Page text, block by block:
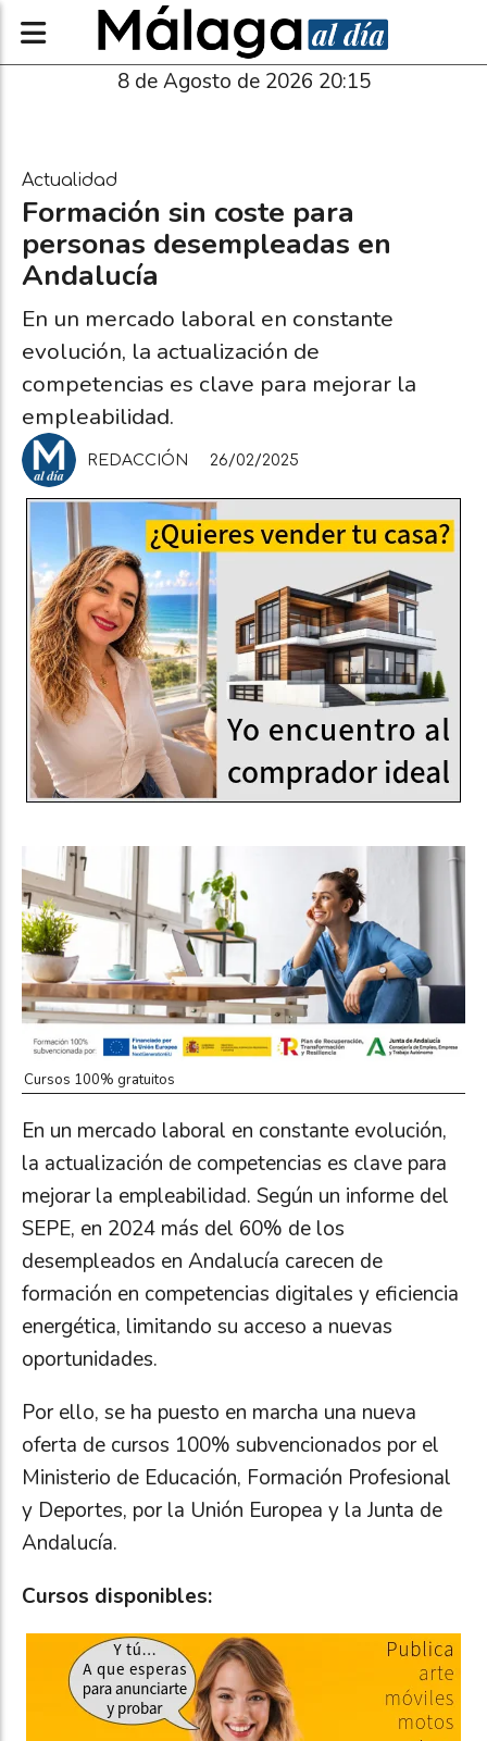
8 de Agosto de 2026 20:15
Formación sin coste para
personas desempleadas en
Andalucía
En un mercado laboral en constante
evolución, la actualización de
competencias es clave para mejorar la
empleabilidad.
Actualidad
26/02/2025
REDACCIÓN
Cursos 100% gratuitos
En un mercado laboral en constante evolución,
la actualización de competencias es clave para
mejorar la empleabilidad. Según un informe del
SEPE, en 2024 más del 60% de los
desempleados en Andalucía carecen de
formación en competencias digitales y eficiencia
energética, limitando su acceso a nuevas
oportunidades.
Por ello, se ha puesto en marcha una nueva
oferta de cursos 100% subvencionados por el
Ministerio de Educación, Formación Profesional
y Deportes, por la Unión Europea y la Junta de
Andalucía.
Cursos disponibles: